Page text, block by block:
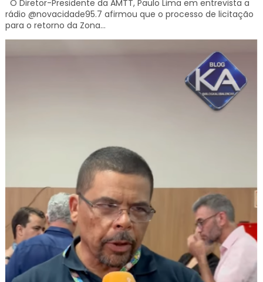
O Diretor-Presidente da AMTT, Paulo Lima em entrevista a
rádio @novacidade95.7 afirmou que o processo de licitação
para o retorno da Zona...